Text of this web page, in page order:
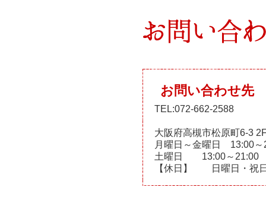
お問い合わせ先
TEL:072-662-2588
大阪府高槻市松原町6-3
月曜日～金曜日 13:00～
土曜日 13:00～21:00
【休日】 日曜日・祝